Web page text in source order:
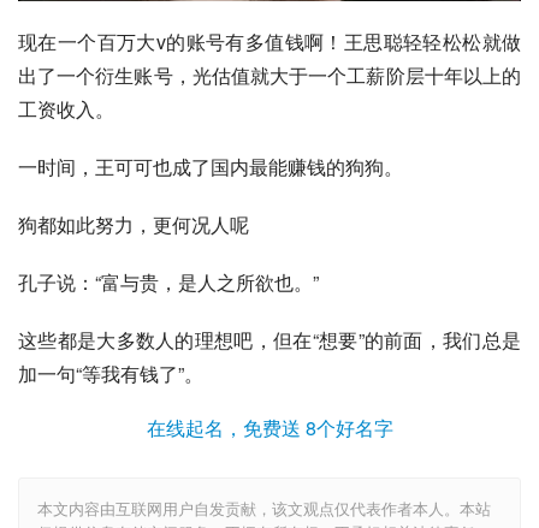
现在一个百万大v的账号有多值钱啊！王思聪轻轻松松就做
出了一个衍生账号，光估值就大于一个工薪阶层十年以上的
工资收入。
一时间，王可可也成了国内最能赚钱的狗狗。
狗都如此努力，更何况人呢
孔子说：“富与贵，是人之所欲也。”
这些都是大多数人的理想吧，但在“想要”的前面，我们总是
加一句“等我有钱了”。
在线起名，免费送 8个好名字
本文内容由互联网用户自发贡献，该文观点仅代表作者本人。本站